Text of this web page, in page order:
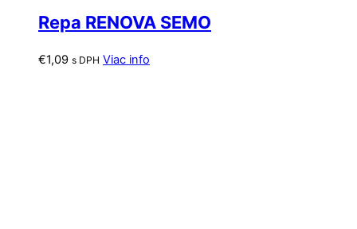
Repa RENOVA SEMO
€1,09 s DPH Viac info